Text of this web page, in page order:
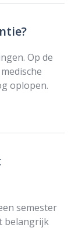
Op de
oplopen.
semester
belangrijk